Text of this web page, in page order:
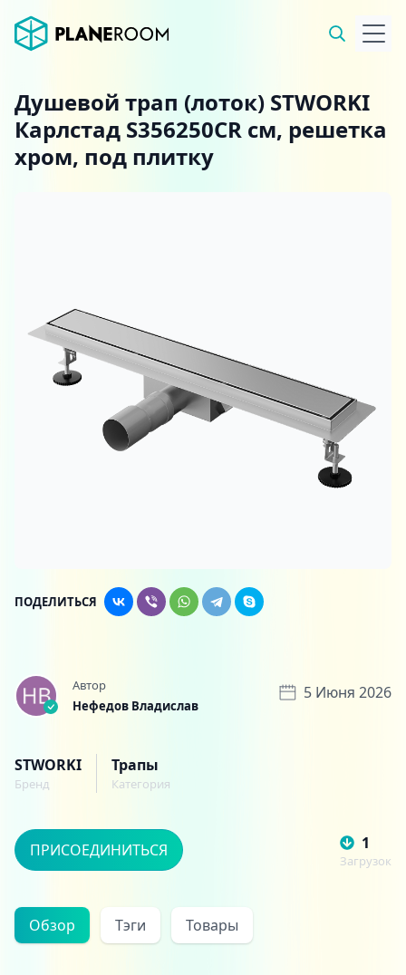
Душевой трап (лоток) STWORKI
Карлстад S356250CR см, решетка
хром, под плитку
ПОДЕЛИТЬСЯ
Автор
Нефедов Владислав
5 Июня 2026
STWORKI
Бренд
Трапы
Категория
ПРИСОЕДИНИТЬСЯ 1
Загрузок
Обзор Тэги Товары